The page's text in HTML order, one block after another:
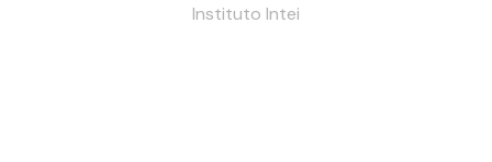
Instituto Intei